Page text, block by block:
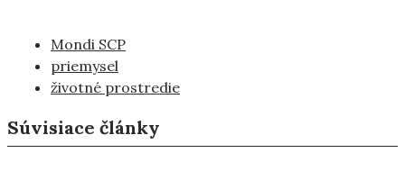
Mondi SCP
priemysel
životné prostredie
Súvisiace články